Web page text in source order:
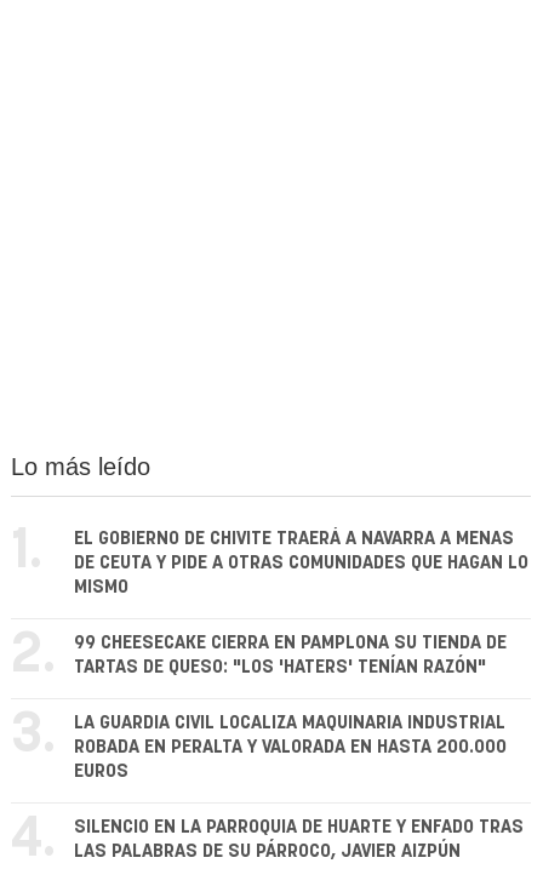
Lo más leído
1.
EL GOBIERNO DE CHIVITE TRAERÁ A NAVARRA A MENAS
DE CEUTA Y PIDE A OTRAS COMUNIDADES QUE HAGAN LO
MISMO
2.
99 CHEESECAKE CIERRA EN PAMPLONA SU TIENDA DE
TARTAS DE QUESO: "LOS 'HATERS' TENÍAN RAZÓN"
3.
LA GUARDIA CIVIL LOCALIZA MAQUINARIA INDUSTRIAL
ROBADA EN PERALTA Y VALORADA EN HASTA 200.000
EUROS
4.
SILENCIO EN LA PARROQUIA DE HUARTE Y ENFADO TRAS
LAS PALABRAS DE SU PÁRROCO, JAVIER AIZPÚN